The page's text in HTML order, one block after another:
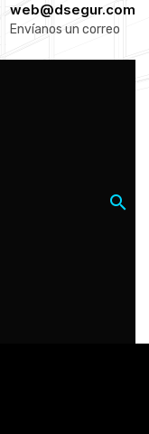
web@dsegur.com
Envíanos un correo